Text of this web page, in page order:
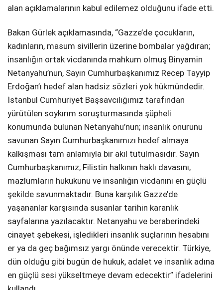
alan açıklamalarının kabul edilemez olduğunu ifade etti.
Bakan Gürlek açıklamasında, “Gazze’de çocukların,
kadınların, masum sivillerin üzerine bombalar yağdıran;
insanlığın ortak vicdanında mahkum olmuş Binyamin
Netanyahu’nun, Sayın Cumhurbaşkanımız Recep Tayyip
Erdoğan’ı hedef alan hadsiz sözleri yok hükmündedir.
İstanbul Cumhuriyet Başsavcılığımız tarafından
yürütülen soykırım soruşturmasında şüpheli
konumunda bulunan Netanyahu’nun; insanlık onurunu
savunan Sayın Cumhurbaşkanımızı hedef almaya
kalkışması tam anlamıyla bir akıl tutulmasıdır. Sayın
Cumhurbaşkanımız; Filistin halkının haklı davasını,
mazlumların hukukunu ve insanlığın vicdanını en güçlü
şekilde savunmaktadır. Buna karşılık Gazze’de
yaşananlar karşısında susanlar tarihin karanlık
sayfalarına yazılacaktır. Netanyahu ve beraberindeki
cinayet şebekesi, işledikleri insanlık suçlarının hesabını
er ya da geç bağımsız yargı önünde verecektir. Türkiye,
dün olduğu gibi bugün de hukuk, adalet ve insanlık adına
en güçlü sesi yükseltmeye devam edecektir” ifadelerini